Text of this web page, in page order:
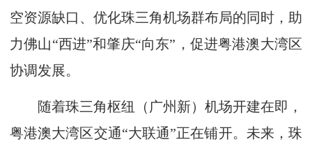
空资源缺口、优化珠三角机场群布局的同时，助
力佛山“西进”和肇庆“向东”，促进粤港澳大湾区
协调发展。
随着珠三角枢纽（广州新）机场开建在即，
粤港澳大湾区交通“大联通”正在铺开。未来，珠